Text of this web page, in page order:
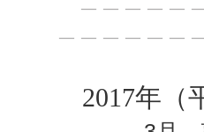
2017年（